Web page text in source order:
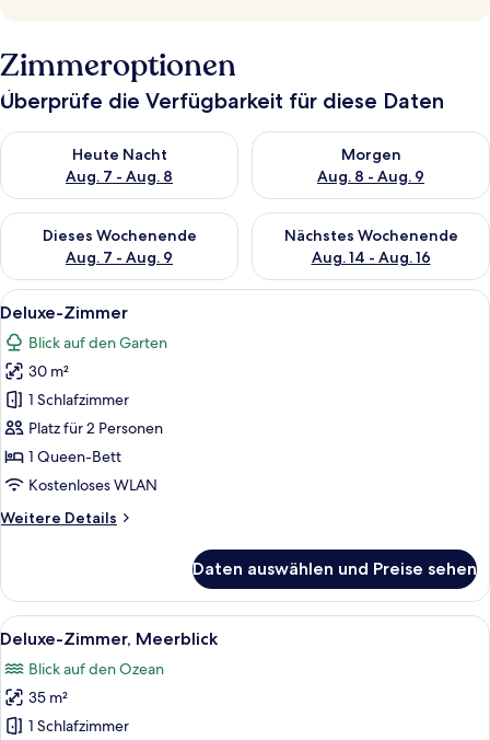
Zimmeroptionen
Überprüfe die Verfügbarkeit für diese Daten
Heute Nacht
Aug. 7 - Aug. 8
Überprüfe die Verfügbarkeit für heute Nacht, Aug. 7 - Aug. 8.
Morgen
Aug. 8 - Aug. 9
Überprüfe die Verfügbarkeit
Dieses Wochenende
Aug. 7 - Aug. 9
Überprüfe die Verfügbarkeit für dieses Wochenende, Aug. 7
Nächstes Wochenende
Aug. 14 - Aug. 16
Überprüfe die Verfügbarkeit
Alle
Fotos
für
Deluxe-
Zimmer
anzeigen
Ein Balkon mit Holzmöbeln,
18
Deluxe-Zimmer
Blick auf den Garten
30 m²
1 Schlafzimmer
Platz für 2 Personen
1 Queen-Bett
Kostenloses WLAN
Weitere Details
Weitere
Zimmer
Daten auswählen und Preise sehen
Alle
Fotos
für
Deluxe-
Zimmer,
Ein Schlafzimmer mit einem
25
Deluxe-Zimmer, Meerblick
Blick auf den Ozean
35 m²
1 Schlafzimmer